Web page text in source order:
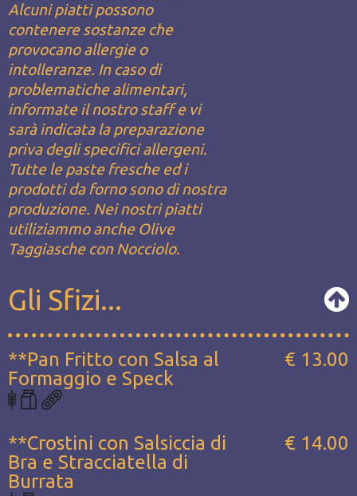
Alcuni piatti possono
contenere sostanze che
provocano allergie o
intolleranze. In caso di
problematiche alimentari,
informate il nostro staff e vi
sarà indicata la preparazione
priva degli specifici allergeni.
Tutte le paste fresche ed i
prodotti da forno sono di nostra
produzione. Nei nostri piatti
utiliziammo anche Olive
Taggiasche con Nocciolo.
Gli Sfizi...
**Pan Fritto con Salsa al
Formaggio e Speck
€ 13.00
**Crostini con Salsiccia di
Bra e Stracciatella di
Burrata
€ 14.00